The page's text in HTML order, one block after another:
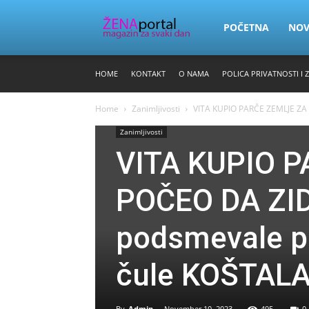
Zena
POČETNA
HOME KONTAKT O NAMA POLICA PRIVATNOSTI I
Home Zanimljivosti VITA KUPIO PARČE ZEMLJE
Zanimljivosti
VITA KUPIO
POČEO DA
podsmevale
čule